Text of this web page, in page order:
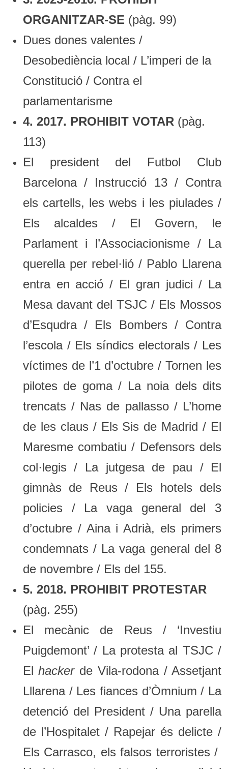
ORGANITZAR-SE (pàg. 99)
Dues dones valentes /
Desobediència local / L’imperi de la
Constitució / Contra el
parlamentarisme
4. 2017. PROHIBIT VOTAR (pàg.
113)
El president del Futbol Club
Barcelona / Instrucció 13 / Contra
els cartells, les webs i les piulades /
Els alcaldes / El Govern, le
Parlament i l’Associacionisme / La
querella per rebel·lió / Pablo Llarena
entra en acció / El gran judici / La
Mesa davant del TSJC / Els Mossos
d’Esqudra / Els Bombers / Contra
l’escola / Els síndics electorals / Les
víctimes de l’1 d’octubre / Tornen les
pilotes de goma / La noia dels dits
trencats / Nas de pallasso / L’home
de les claus / Els Sis de Madrid / El
Maresme combatiu / Defensors dels
col·legis / La jutgesa de pau / El
gimnàs de Reus / Els hotels dels
policies / La vaga general del 3
d’octubre / Aina i Adrià, els primers
condemnats / La vaga general del 8
de novembre / Els del 155.
5. 2018. PROHIBIT PROTESTAR
(pàg. 255)
El mecànic de Reus / ‘Investiu
Puigdemont’ / La protesta al TSJC /
Elhackerde Vila-rodona / Assetjant
Lllarena / Les fiances d’Òmnium / La
detenció del President / Una parella
de l’Hospitalet / Rapejar és delicte /
Els Carrasco, els falsos terroristes /